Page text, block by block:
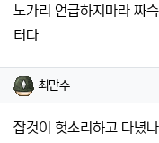
노가리 언급하지마라 짜
터다
최만수님의 댓글
최만수
잡것이 헛소리하고 다녔